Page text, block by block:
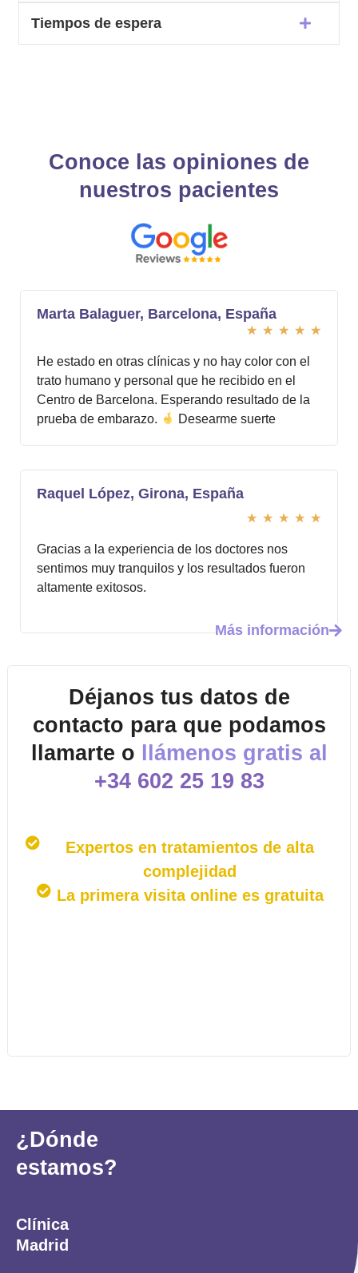
Tiempos de espera
Conoce las opiniones de
nuestros pacientes
Marta Balaguer, Barcelona, España
★ ★ ★ ★ ★
He estado en otras clínicas y no hay color con el
trato humano y personal que he recibido en el
Centro de Barcelona. Esperando resultado de la
prueba de embarazo.
Desearme suerte
Raquel López, Girona, España
★ ★ ★ ★ ★
Gracias a la experiencia de los doctores nos
sentimos muy tranquilos y los resultados fueron
altamente exitosos.
Más información
Déjanos tus datos de
contacto para que podamos
llamarte o
llámenos gratis al
+34 602 25 19 83
Expertos en tratamientos de alta
complejidad
La primera visita online es gratuita
¿Dónde
estamos?
Clínica
Madrid